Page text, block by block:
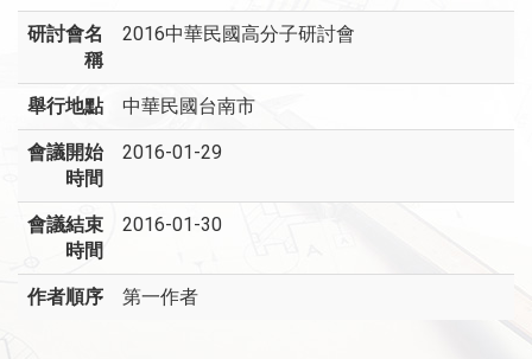
研討會名
稱
2016中華民國高分子研討會
舉行地點 中華民國台南市
會議開始
時間
2016-01-29
會議結束
時間
2016-01-30
作者順序 第一作者